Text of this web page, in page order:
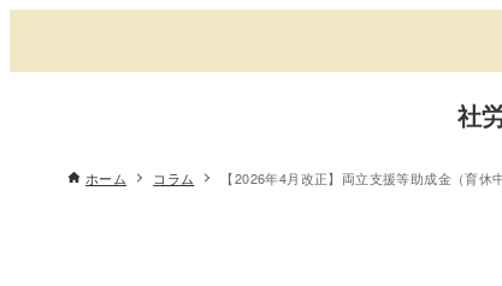
社
ホーム コラム 【2026年4月改正】両立支援等助成金（育